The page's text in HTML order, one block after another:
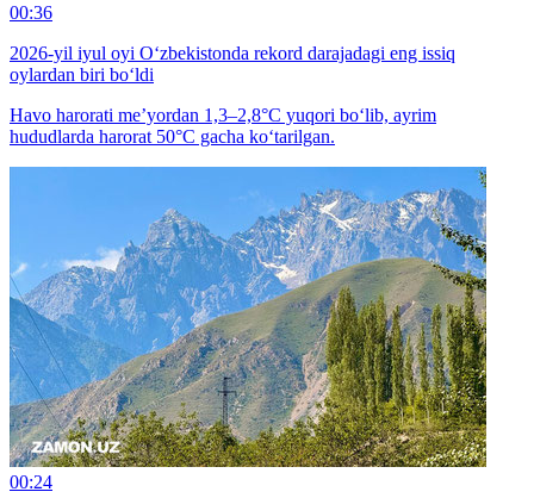
00:36
2026-yil iyul oyi O‘zbekistonda rekord darajadagi eng issiq
oylardan biri bo‘ldi
Havo harorati me’yordan 1,3–2,8°C yuqori bo‘lib, ayrim
hududlarda harorat 50°C gacha ko‘tarilgan.
00:24